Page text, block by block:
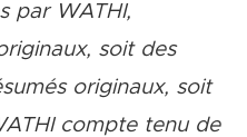
par WATHI,
soit des
originaux, soit
compte tenu de